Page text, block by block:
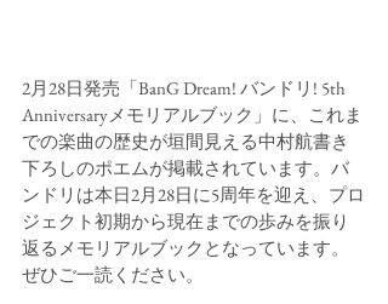
2月28日発売「BanG Dream! バンドリ! 5th
Anniversaryメモリアルブック」に、これま
での楽曲の歴史が垣間見える中村航書き
下ろしのポエムが掲載されています。バ
ンドリは本日2月28日に5周年を迎え、プロ
ジェクト初期から現在までの歩みを振り
返るメモリアルブックとなっています。
ぜひご一読ください。